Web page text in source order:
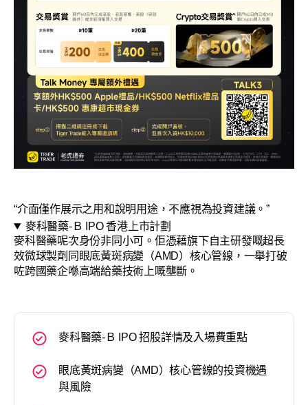
“介面僅作展示之用和說明用途，不應視為投資建議。”
麥科醫藥-Ｂ IPO 香港上市計劃
麥科醫藥呢次身份非同小可。佢憑藉旗下自主研發嘅超長
效微球製劑同眼底黃斑病變（AMD）核心管線，一舉打破
咗跨國藥企喺高端給藥技術上嘅壟斷。
麥科醫藥-Ｂ IPO 招股詳情及入場費重點
眼底黃斑病變（AMD）核心管線的投資機遇
與風險